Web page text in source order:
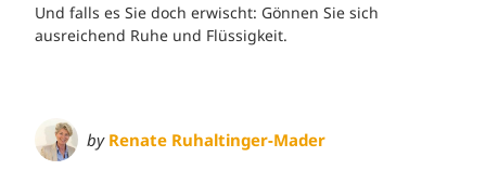
Und falls es Sie doch erwischt: Gönnen Sie sich
ausreichend Ruhe und Flüssigkeit.
by Renate Ruhaltinger-Mader